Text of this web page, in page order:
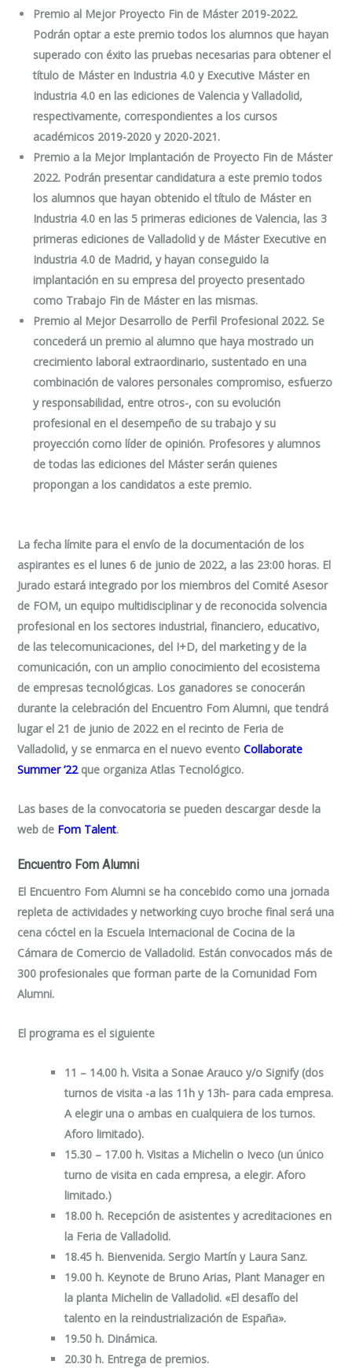
Premio al Mejor Proyecto Fin de Máster 2019-2022.
Podrán optar a este premio todos los alumnos que hayan
superado con éxito las pruebas necesarias para obtener el
título de Máster en Industria 4.0 y Executive Máster en
Industria 4.0 en las ediciones de Valencia y Valladolid,
respectivamente, correspondientes a los cursos
académicos 2019-2020 y 2020-2021.
Premio a la Mejor Implantación de Proyecto Fin de Máster
2022. Podrán presentar candidatura a este premio todos
los alumnos que hayan obtenido el título de Máster en
Industria 4.0 en las 5 primeras ediciones de Valencia, las 3
primeras ediciones de Valladolid y de Máster Executive en
Industria 4.0 de Madrid, y hayan conseguido la
implantación en su empresa del proyecto presentado
como Trabajo Fin de Máster en las mismas.
Premio al Mejor Desarrollo de Perfil Profesional 2022. Se
concederá un premio al alumno que haya mostrado un
crecimiento laboral extraordinario, sustentado en una
combinación de valores personales compromiso, esfuerzo
y responsabilidad, entre otros-, con su evolución
profesional en el desempeño de su trabajo y su
proyección como líder de opinión. Profesores y alumnos
de todas las ediciones del Máster serán quienes
propongan a los candidatos a este premio.
La fecha límite para el envío de la documentación de los
aspirantes es el lunes 6 de junio de 2022, a las 23:00 horas. El
Jurado estará integrado por los miembros del Comité Asesor
de FOM, un equipo multidisciplinar y de reconocida solvencia
profesional en los sectores industrial, financiero, educativo,
de las telecomunicaciones, del I+D, del marketing y de la
comunicación, con un amplio conocimiento del ecosistema
de empresas tecnológicas. Los ganadores se conocerán
durante la celebración del Encuentro Fom Alumni, que tendrá
lugar el 21 de junio de 2022 en el recinto de Feria de
Valladolid, y se enmarca en el nuevo eventoCollaborate
Summer ’22que organiza Atlas Tecnológico.
Las bases de la convocatoria se pueden descargar desde la
web de Fom Talent.
Encuentro Fom Alumni
El Encuentro Fom Alumni se ha concebido como una jornada
repleta de actividades y networkingcuyo broche final será una
cena cóctel en la Escuela Internacional de Cocina de la
Cámara de Comercio de Valladolid. Están convocados más de
300 profesionales que forman parte de la Comunidad Fom
Alumni.
El programa es el siguiente
11 – 14.00 h. Visita a Sonae Arauco y/o Signify (dos
turnos de visita -a las 11h y 13h- para cada empresa.
A elegir una o ambas en cualquiera de los turnos.
Aforo limitado).
15.30 – 17.00 h. Visitas a Michelin o Iveco (un único
turno de visita en cada empresa, a elegir. Aforo
limitado.)
18.00 h. Recepción de asistentes y acreditaciones en
la Feria de Valladolid.
18.45 h. Bienvenida. Sergio Martín y Laura Sanz.
19.00 h. Keynote de Bruno Arias, Plant Manager en
la planta Michelin de Valladolid. «El desafío del
talento en la reindustrialización de España».
19.50 h. Dinámica.
20.30 h. Entrega de premios.